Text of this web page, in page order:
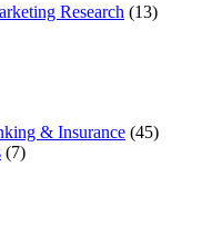
Research (13)
& Insurance (45)
(7)